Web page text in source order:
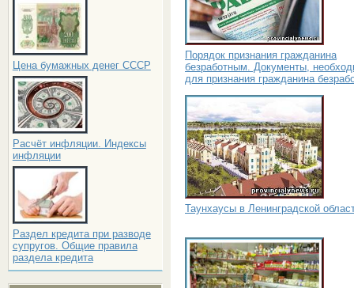
Цена бумажных денег СССР
Расчёт инфляции. Индексы
инфляции
Раздел кредита при разводе
супругов. Общие правила
раздела кредита
Порядок признания гражданина
безработным. Документы,
для признания гражданина
Таунхаусы в Ленинградской